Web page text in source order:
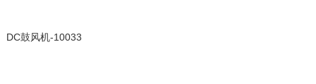
DC鼓风机-10033